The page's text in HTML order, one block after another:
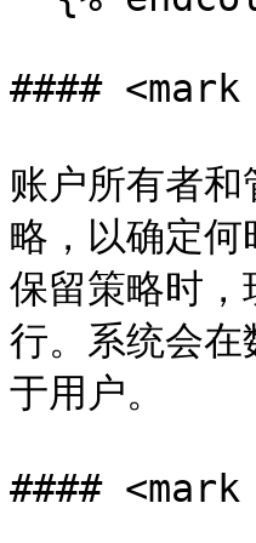
####
账户所有者
略，以确定
保留策略时，
行。系统会在
于用户。
####